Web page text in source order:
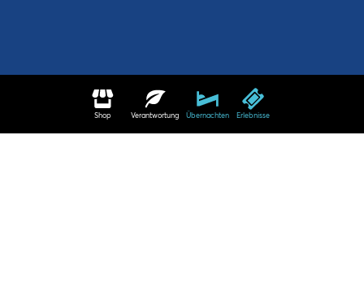
Shop Verantwortung Übernachten Erlebnisse